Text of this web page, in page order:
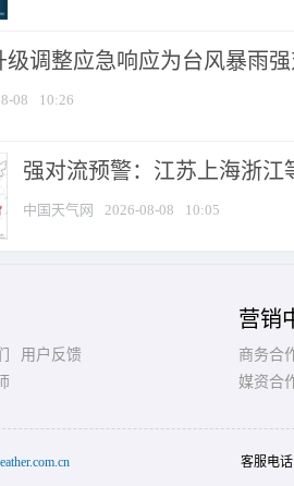
级调整应急响应为台风暴雨
08 10:26
强对流预警：江苏上海浙江
中国天气网 2026-08-08 10:05
用户反馈
营销
商务合
媒资合
客服电